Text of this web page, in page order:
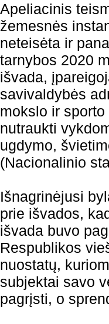
Apeliacinis
žemesnės
neteisėta ir
tarnybos 2020
išvada,
savivaldybės
mokslo ir
nutraukti
ugdymo,
(Nacionalinio
Išnagrinėjusi
prie išvados,
išvada buvo
Respublikos
nuostatų,
subjektai savo
pagrįsti, o